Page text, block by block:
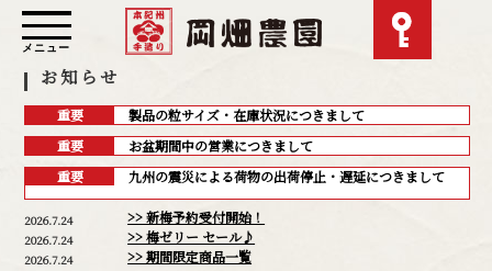
メニュー
お知らせ
重要
製品の粒サイズ・在庫状況につきまして
重要
お盆期間中の営業につきまして
重要
九州の震災による荷物の出荷停止・遅延につきまして
2026.7.24 >> 新梅予約受付開始！
2026.7.24 >> 梅ゼリー セール♪
2026.7.24 >> 期間限定商品一覧